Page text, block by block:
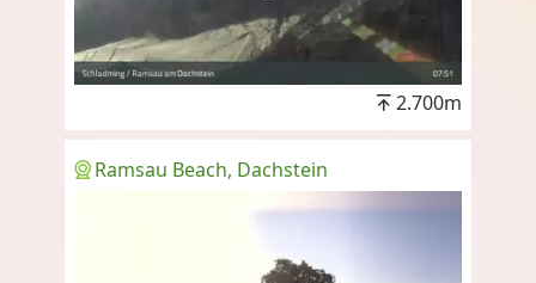
2.700m
Ramsau Beach, Dachstein